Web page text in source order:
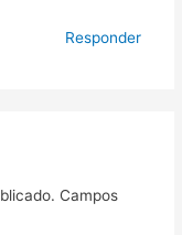
Responder
Campos